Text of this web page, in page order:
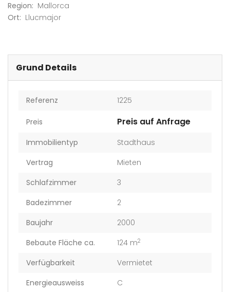
Region: Mallorca
Ort: Llucmajor
Grund Details
Referenz 1225
Preis Preis auf Anfrage
Immobilientyp
Stadthaus
Vertrag
Mieten
Schlafzimmer
3
Badezimmer
2
Baujahr
2000
Bebaute Fläche ca.
124 m2
Verfügbarkeit
Vermietet
Energieausweiss
C